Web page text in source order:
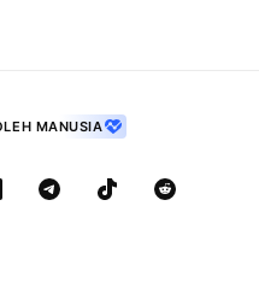
MANUSIA